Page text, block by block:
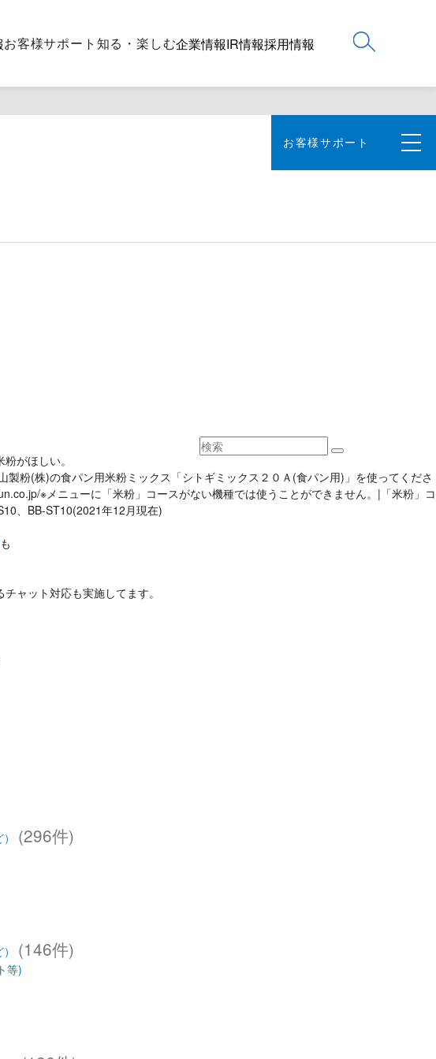
お客様サポート 知る・楽しむ企業情報IR情報採用情報
お客様サポート
がほしい。
粉(株)の食パン用米粉ミックス「シトギミックス２０Ａ(食パン用)」を使ってくださ
※メニューに「米粉」コースがない機種では使うことができません。|「米粉」コ
、BB-ST10(2021年12月現在)
も
ャット対応も実施してます。
(296件)
(146件)
等)